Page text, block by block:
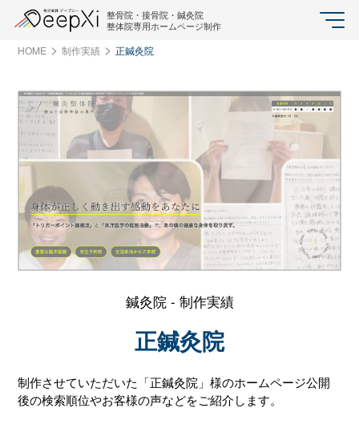
整骨院・接骨院・鍼灸院
整体院専用ホームページ制作
HOME 制作実績 正鍼灸院
鍼灸院 - 制作実績
正鍼灸院
制作させていただいた「正鍼灸院」様のホームページ公開
後の検索順位やお客様の声などをご紹介します。